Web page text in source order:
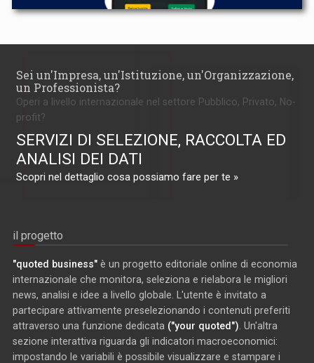
Sei un'Impresa, un'Istituzione, un'Organizzazione,
un Professionista?
Operi a livello internazionale nel settore Pubblico, Privato, No-
profit?
SERVIZI DI SELEZIONE, RACCOLTA ED
ANALISI DEI DATI
Scopri nel dettaglio cosa possiamo fare per te »
il progetto
"quoted business" è un progetto editoriale online di economia
internazionale che monitora, seleziona e rielabora le migliori
news, analisi e idee a livello globale. L'utente è invitato a
partecipare attivamente preselezionando i contenuti preferiti
attraverso una funzione dedicata ("your quoted") . Un'altra
sezione interattiva riguarda gli indicatori macroeconomici:
impostando le variabili è possibile visualizzare e stampare i